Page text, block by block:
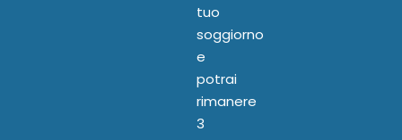
tuo
soggiorno
e
potrai
rimanere
3